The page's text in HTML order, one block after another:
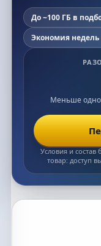
До ~100 ГБ в
Экономия недель
Меньше
Условия и
товар: доступ
Список